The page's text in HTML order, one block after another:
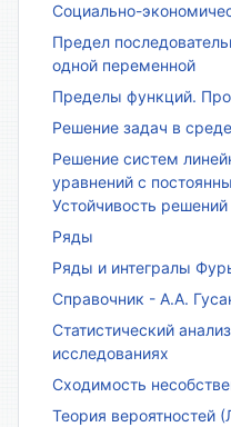
Социально-
Предел
одной переменной
Пределы функций.
Решение задач в
Решение систем
уравнений с
Устойчивость решений
Ряды
Ряды и интегралы
Справочник - А.А.
Статистический
исследованиях
Сходимость
Теория вероятностей